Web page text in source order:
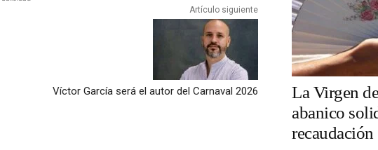
Artículo siguiente
Víctor García será el autor del Carnaval 2026
La Virgen
abanico
recaudación